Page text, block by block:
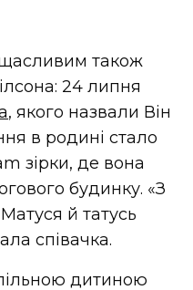
також
24 липня
, якого назвали Він
в родині стало
зірки, де вона
будинку. «З
й татусь
співачка.
дитиною